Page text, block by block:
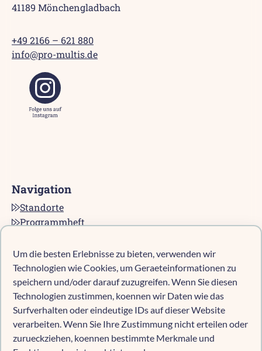
Um die besten Erlebnisse zu bieten, verwenden wir
Technologien wie Cookies, um Geraeteinformationen zu
speichern und/oder darauf zuzugreifen. Wenn Sie diesen
Technologien zustimmen, koennen wir Daten wie das
Surfverhalten oder eindeutige IDs auf dieser Website
verarbeiten. Wenn Sie Ihre Zustimmung nicht erteilen oder
zurueckziehen, koennen bestimmte Merkmale und
41189 Mönchengladbach
+49 2166 – 621 880
info@pro-multis.de
Navigation
Standorte
Programmheft
Karriere bei pro multis
Impressum
Datenschutz
Cookie-Richtlinie (EU)
Kind anmelden